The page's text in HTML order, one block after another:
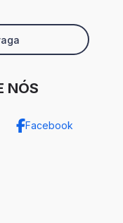
NÓS
Facebook